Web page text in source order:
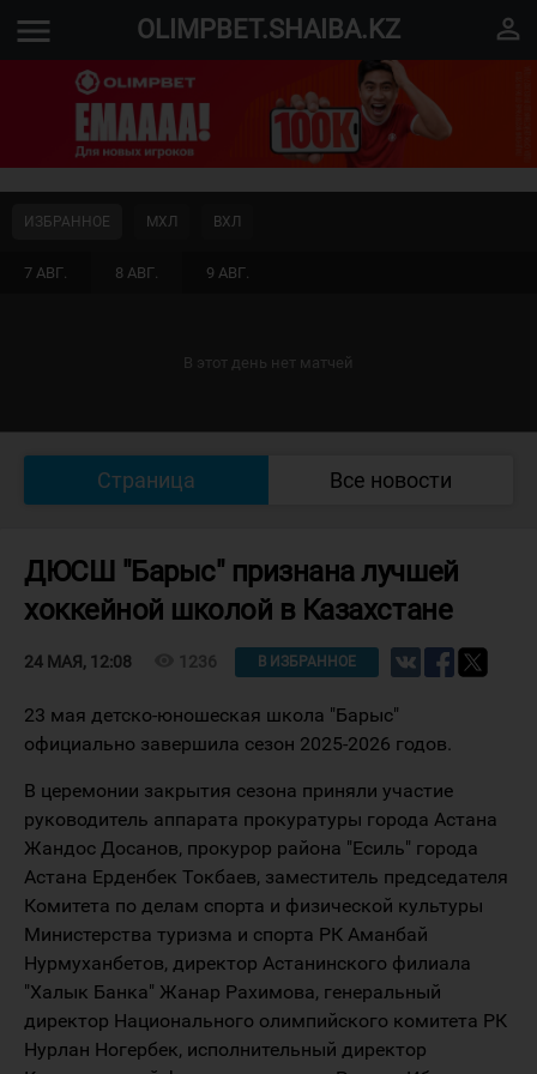
menu OLIMPBET.SHAIBA.KZ perm_identity
7 АВГ. 8 АВГ. 9 АВГ.
ИЗБРАННОЕ МХЛ ВХЛ
В этот день нет матчей
Страница Все новости
ДЮСШ "Барыс" признана лучшей
хоккейной школой в Казахстане
24 МАЯ, 12:08 1236 В ИЗБРАННОЕ
23 мая детско-юношеская школа "Барыс"
официально завершила сезон 2025-2026 годов.
В церемонии закрытия сезона приняли участие
руководитель аппарата прокуратуры города Астана
Жандос Досанов, прокурор района "Есиль" города
Астана Ерденбек Токбаев, заместитель председателя
Комитета по делам спорта и физической культуры
Министерства туризма и спорта РК Аманбай
Нурмуханбетов, директор Астанинского филиала
"Халык Банка" Жанар Рахимова, генеральный
директор Национального олимпийского комитета РК
Нурлан Ногербек, исполнительный директор